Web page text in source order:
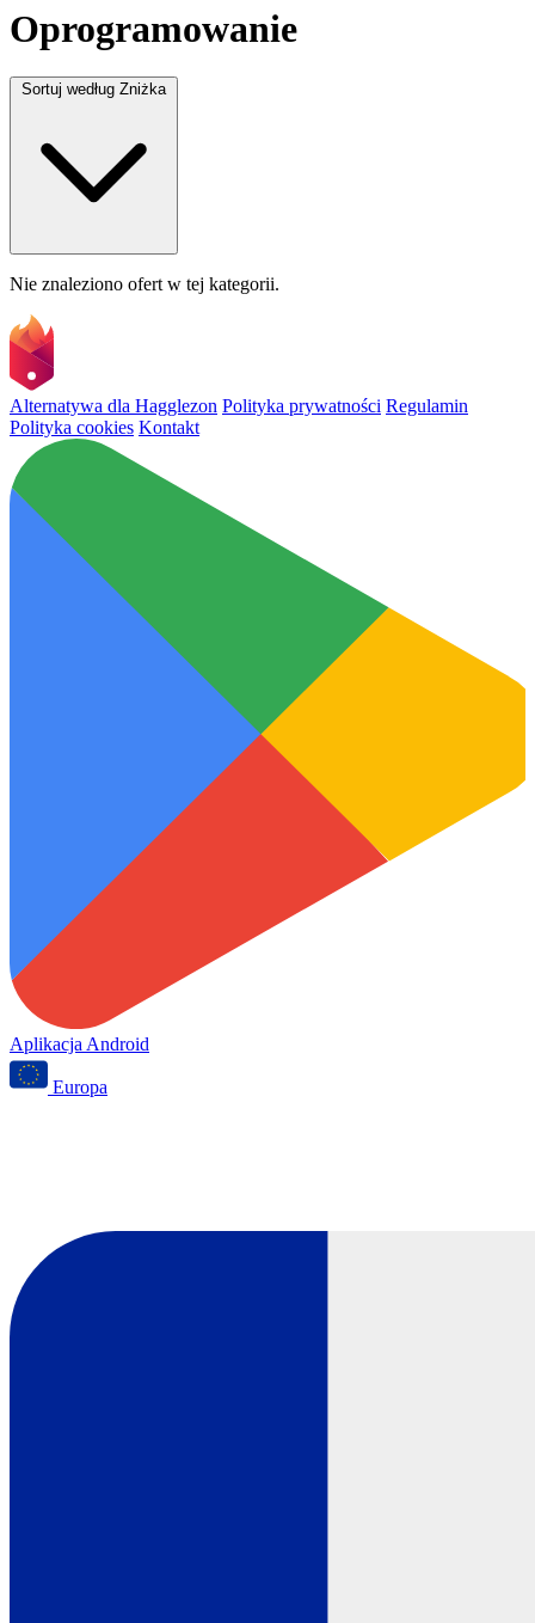
Oprogramowanie
Sortuj według Zniżka
Nie znaleziono ofert w tej kategorii.
Alternatywa dla Hagglezon Polityka prywatności Regulamin
Polityka cookies Kontakt
Aplikacja Android
Europa